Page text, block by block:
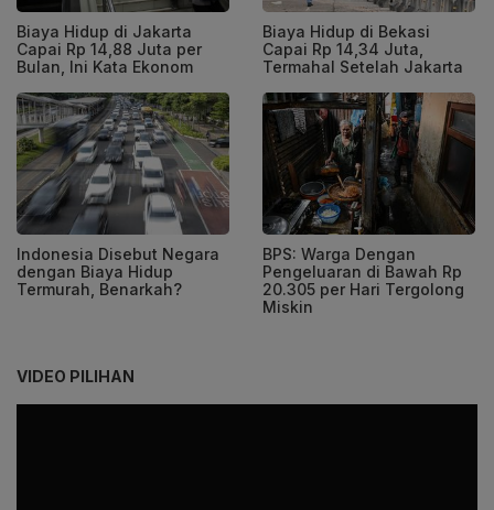
Biaya Hidup di Jakarta
Capai Rp 14,88 Juta per
Bulan, Ini Kata Ekonom
Biaya Hidup di Bekasi
Capai Rp 14,34 Juta,
Termahal Setelah Jakarta
Indonesia Disebut Negara
dengan Biaya Hidup
Termurah, Benarkah?
BPS: Warga Dengan
Pengeluaran di Bawah Rp
20.305 per Hari Tergolong
Miskin
VIDEO PILIHAN